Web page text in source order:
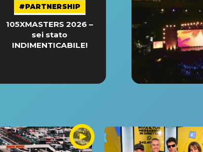
#PARTNERSHIP
105XMASTERS 2026 –
sei stato
INDIMENTICABILE!